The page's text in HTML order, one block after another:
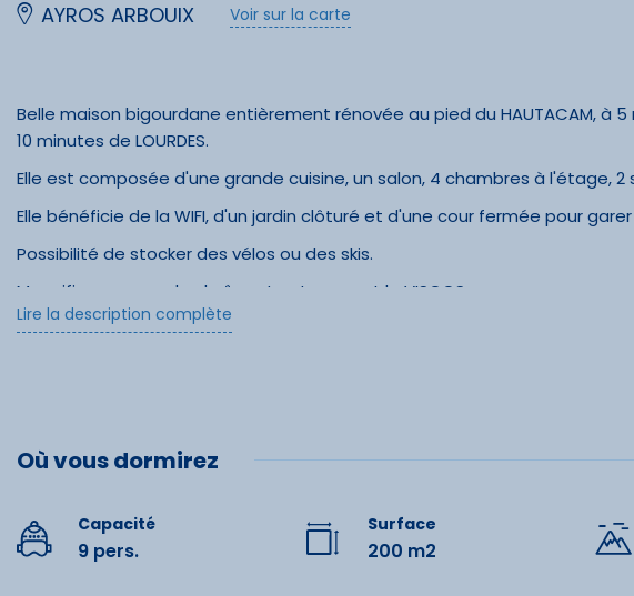
AYROS ARBOUIX Voir sur la carte
Belle maison bigourdane entièrement rénovée au pied du HAUTACAM, à 5
10 minutes de LOURDES.
Elle est composée d'une grande cuisine, un salon, 4 chambres à l'étage, 2
Elle bénéficie de la WIFI, d'un jardin clôturé et d'une cour fermée pour
Possibilité de stocker des vélos ou des skis.
Magnifique vue sur la chaîne et notamment le VISCOS.
Lire la description complète
Où vous dormirez
Capacité
9 pers.
Surface
200 m2